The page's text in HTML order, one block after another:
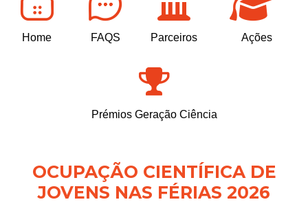
Home FAQS Parceiros Ações
Prémios Geração Ciência
OCUPAÇÃO CIENTÍFICA DE
JOVENS NAS FÉRIAS 2026